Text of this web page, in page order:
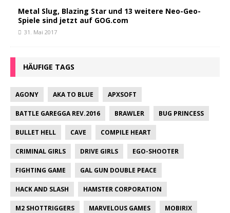
Metal Slug, Blazing Star und 13 weitere Neo-Geo-
Spiele sind jetzt auf GOG.com
31. Mai 2017
HÄUFIGE TAGS
AGONY AKA TO BLUE APXSOFT
BATTLE GAREGGA REV.2016 BRAWLER BUG PRINCESS
BULLET HELL CAVE COMPILE HEART
CRIMINAL GIRLS DRIVE GIRLS EGO-SHOOTER
FIGHTING GAME GAL GUN DOUBLE PEACE
HACK AND SLASH HAMSTER CORPORATION
M2 SHOTTRIGGERS MARVELOUS GAMES MOBIRIX